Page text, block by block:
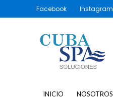
Facebook Instagram
INICIO
NOSOTROS